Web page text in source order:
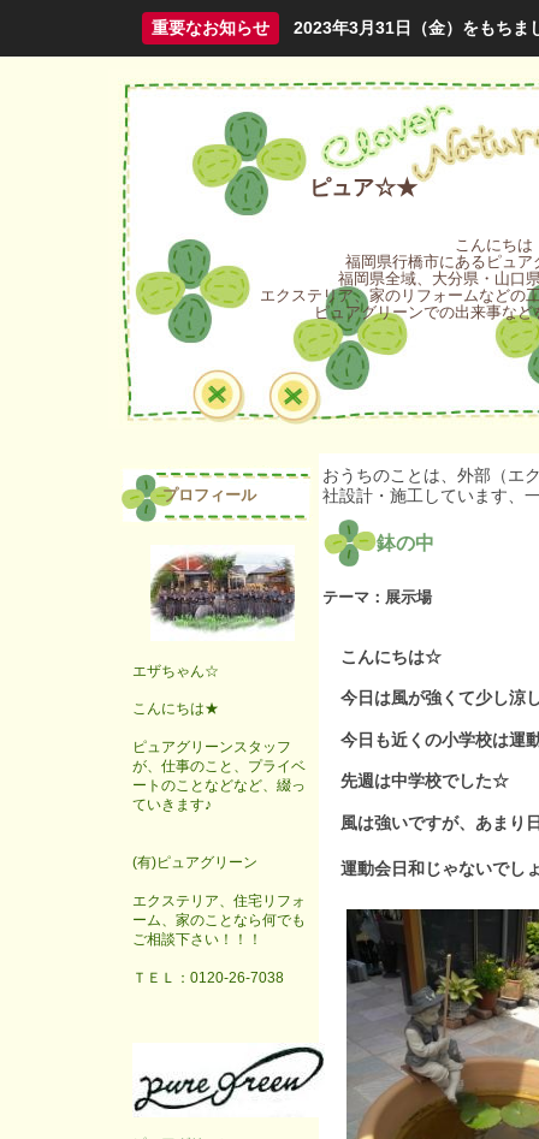
重要なお知らせ 2023年3月31日（金）をもちま
ピュア☆★
こんにちは
福岡県行橋市にあるピュ
福岡県全域、大分県・山口
エクステリア、家のリフォームなどの
ピュアグリーンでの出来事な
おうちのことは、外部（エ
社設計・施工しています、
鉢の中
テーマ： 展示場
こんにちは☆
今日は風が強くて少し涼
今日も近くの小学校は運
先週は中学校でした☆
風は強いですが、あまり
運動会日和じゃないでし
プロフィール
エザちゃん☆
こんにちは★
ピュアグリーンスタッフ
が、仕事のこと、プライベ
ートのことなどなど、綴っ
ていきます♪
(有)ピュアグリーン
エクステリア、住宅リフォ
ーム、家のことなら何でも
ご相談下さい！！！
ＴＥＬ：0120-26-7038